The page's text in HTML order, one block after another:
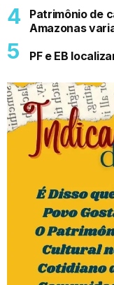
Patrimônio de
Amazonas
PF e EB